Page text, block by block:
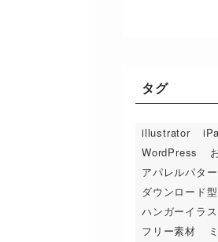
タグ
illustrator
WordPress
アパレルパタ
ダウンロード
ハンガーイラス
フリー素材